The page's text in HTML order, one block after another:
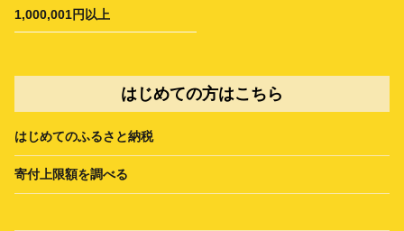
1,000,001円以上
はじめての方はこちら
はじめてのふるさと納税
寄付上限額を調べる